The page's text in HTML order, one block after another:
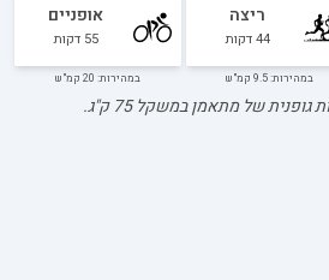
ריצה
44דקות
במהירות: 9.5 קמ"ש
אופניים
55 דקות
במהירות: 20 קמ"ש
גופנית של מתאמן במשקל75ק"ג.